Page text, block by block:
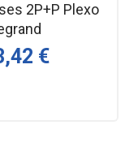
2P+P Plexo
€